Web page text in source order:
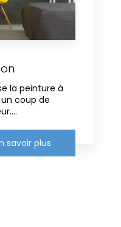
la peinture à
coup de
savoir plus